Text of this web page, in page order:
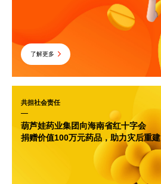
了解更多
共担社会责任
葫芦娃药业集团向海南省红十字会
捐赠价值100万元药品，助力灾后重建